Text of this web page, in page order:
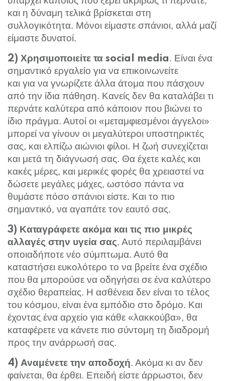
και η δύναμη τελικά βρίσκεται στη
συλλογικότητα. Μόνοι είμαστε σπάνιοι, αλλά μαζί
είμαστε δυνατοί.
2) Χρησιμοποιείτε τα social
media. Είναι ένα
σημαντικό εργαλείο για να επικοινωνείτε
και για να γνωρίζετε άλλα άτομα που πάσχουν
από την ίδια πάθηση. Κανείς δεν θα καταλάβει τι
περνάτε καλύτερα από κάποιον που βιώνει το
ίδιο πράγμα. Αυτοί οι «μεταμφιεσμένοι άγγελοι»
μπορεί να γίνουν οι μεγαλύτεροι υποστηρικτές
σας, και ελπίζω αιώνιοι φίλοι. Η ζωή συνεχίζεται
και μετά τη διάγνωσή σας. Θα έχετε καλές και
κακές μέρες, και μερικές φορές θα χρειαστεί να
δώσετε μεγάλες μάχες, ωστόσο πάντα να
θυμάστε πόσο σπάνιοι είστε. Και το πιο
σημαντικό, να αγαπάτε τον εαυτό σας.
3) Καταγράφετε ακόμα και τις πιο μικρές
αλλαγές στην υγεία σας. Αυτό περιλαμβάνει
οποιαδήποτε νέο σύμπτωμα. Αυτό θα
καταστήσει ευκολότερο το να βρείτε ένα σχέδιο
που θα μπορούσε να οδηγήσει σε ένα καλύτερο
σχέδιο θεραπείας. Η ασθένεια δεν είναι το τέλος
του κόσμου, είναι ένα εμπόδιο στο δρόμο. Και
έχοντας ένα αρχείο για κάθε «λακκούβα», θα
καταφέρετε να κάνετε πιο σύντομη τη διαδρομή
προς την ανάρρωσή σας.
4) Αναμένετε την αποδοχή. Ακόμα κι αν δεν
φαίνεται, θα έρθει. Επειδή είστε άρρωστοι, δεν